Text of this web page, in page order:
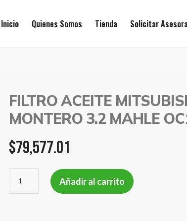
Inicio Quienes Somos Tienda Solicitar
FILTRO ACEITE
MONTERO 3.2 MAHLE
$79,577.01
ACEITE
MITSUBISHI
Añadir al carrito